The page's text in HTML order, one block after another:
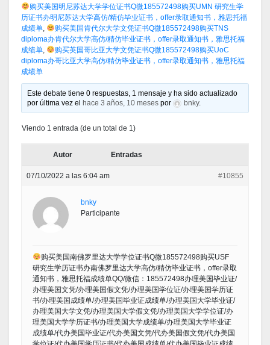
购买美国明尼苏达大学学位证书Q微185572498购买UMN 研究生学
历证书办明尼苏达大学高仿/精仿毕业证书，offer录取通知书，雅思托福
成绩单,
购买美国肯代尔大学文凭证书Q微185572498购买TNS
diploma办肯代尔大学高仿/精仿毕业证书，offer录取通知书，雅思托福
成绩单,
购买英国哥比亚大学文凭证书Q微185572498购买UoC
diploma办哥比亚大学高仿/精仿毕业证书，offer录取通知书，雅思托福
成绩单
Este debate tiene 0 respuestas, 1 mensaje y ha sido actualizado
por última vez el
hace 3 años, 10 meses por bnky.
Viendo 1 entrada (de un total de 1)
Autor Entradas
07/10/2022 a las 6:04 am #10855
bnky
Participante
购买美国南佛罗里达大学学位证书Q微185572498购买USF
研究生学历证书办南佛罗里达大学高仿/精仿毕业证书，offer录取
通知书，雅思托福成绩单QQ/微信：185572498办理美国毕业证/
办理美国文凭/办理美国假文凭/办理美国学位证/办理美国学历证
书/办理美国成绩单/办理美国毕业证成绩单/办理美国大学毕业证/
办理美国大学文凭/办理美国大学假文凭/办理美国大学学位证/办
理美国大学学历证书/办理美国大学成绩单/办理美国大学毕业证
成绩单/代办美国毕业证/代办美国文凭/代办美国假文凭/代办美国